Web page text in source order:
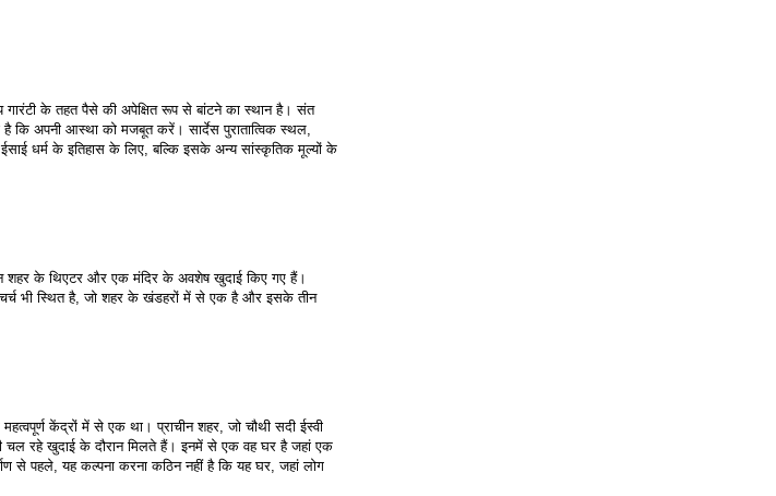
गारंटी के तहत पैसे की अपेक्षित रूप से बांटने का स्थान है। संत
है कि अपनी आस्था को मजबूत करें। सार्देस पुरातात्विक स्थल,
धर्म के इतिहास के लिए, बल्कि इसके अन्य सांस्कृतिक मूल्यों के
शहर के थिएटर और एक मंदिर के अवशेष खुदाई किए गए हैं।
भी स्थित है, जो शहर के खंडहरों में से एक है और इसके तीन
केंद्रों में से एक था। प्राचीन शहर, जो चौथी सदी ईस्वी
चल रहे खुदाई के दौरान मिलते हैं। इनमें से एक वह घर है जहां एक
से पहले, यह कल्पना करना कठिन नहीं है कि यह घर, जहां लोग